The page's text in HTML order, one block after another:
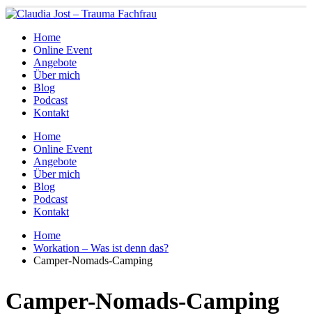
Home
Online Event
Angebote
Über mich
Blog
Podcast
Kontakt
Home
Online Event
Angebote
Über mich
Blog
Podcast
Kontakt
Home
Workation – Was ist denn das?
Camper-Nomads-Camping
Camper-Nomads-Camping